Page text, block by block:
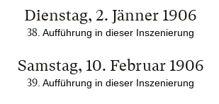
Dienstag, 2. Jänner 1906
38 Aufführung in dieser Inszenierung
Samstag, 10. Februar 1906
39 Aufführung in dieser Inszenierung